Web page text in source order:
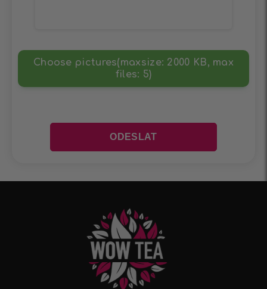
Choose pictures(maxsize: 2000 KB, max
files: 5)